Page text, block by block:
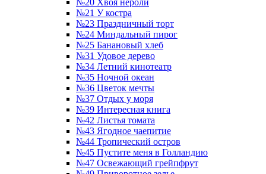
№20 Хвоя нероли
№21 У костра
№23 Праздничный торт
№24 Миндальный пирог
№25 Банановый хлеб
№31 Удовое дерево
№34 Летний кинотеатр
№35 Ночной океан
№36 Цветок мечты
№37 Отдых у моря
№39 Интересная книга
№42 Листья томата
№43 Ягодное чаепитие
№44 Тропический остров
№45 Пустите меня в Голландию
№47 Освежающий грейпфрут